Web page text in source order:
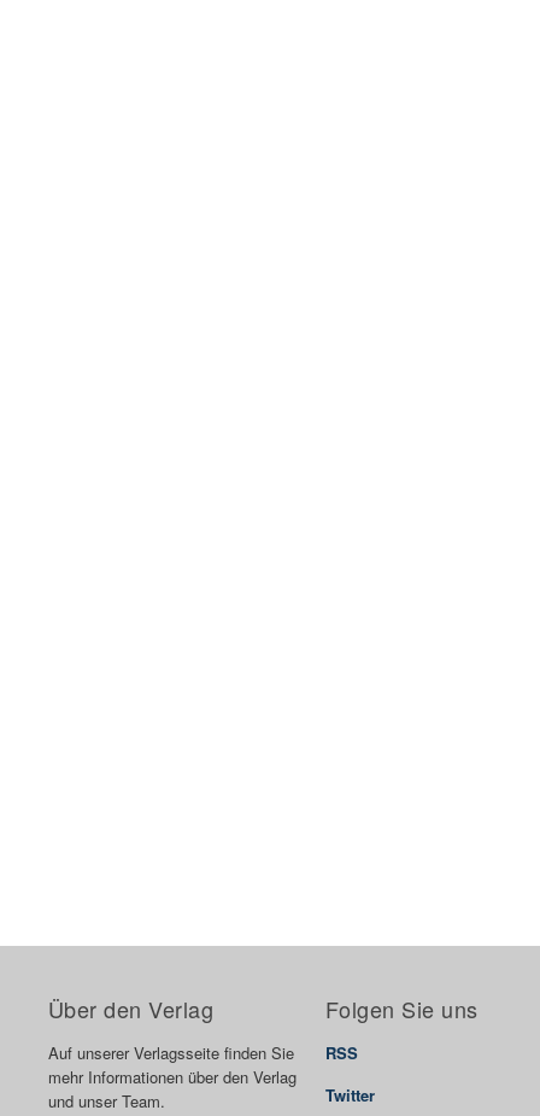
Über den Verlag
Auf unserer Verlagsseite finden Sie
mehr Informationen über den Verlag
und unser Team.
Folgen Sie uns
RSS
Twitter